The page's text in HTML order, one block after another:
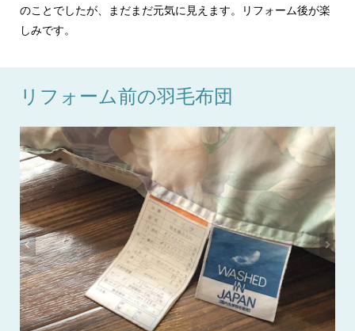
のことでしたが、まだまだ元気に見えます。リフォーム後が楽
しみです。
リフォーム前の羽毛布団